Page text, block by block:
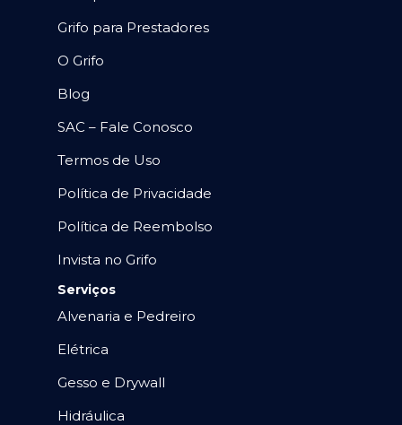
Grifo para Prestadores
O Grifo
Blog
SAC – Fale Conosco
Termos de Uso
Política de Privacidade
Política de Reembolso
Invista no Grifo
Serviços
Alvenaria e Pedreiro
Elétrica
Gesso e Drywall
Hidráulica